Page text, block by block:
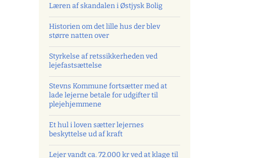
Læren af skandalen i Østjysk Bolig
Historien om det lille hus der blev
større natten over
Styrkelse af retssikkerheden ved
lejefastsættelse
Stevns Kommune fortsætter med at
lade lejerne betale for udgifter til
plejehjemmene
Et hul i loven sætter lejernes
beskyttelse ud af kraft
Lejer vandt ca. 72.000 kr ved at klage til